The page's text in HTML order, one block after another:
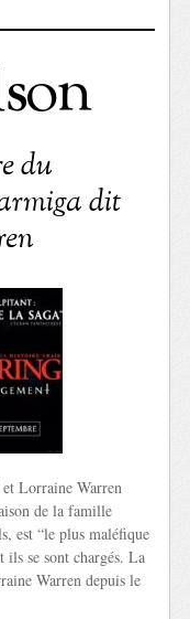
du
dit
Lorraine Warren
de la famille
est “le plus maléfique
ils se sont chargés. La
Warren depuis le